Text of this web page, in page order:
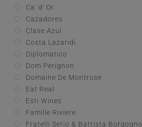
Ca' d' Or
Cazadores
Clase Azul
Costa Lazaridi
Diplomatico
Dom Perignon
Domaine De Montrose
Eat Real
Esti Wines
Famille Riviere
Fratelli Serio & Battista Borgogno